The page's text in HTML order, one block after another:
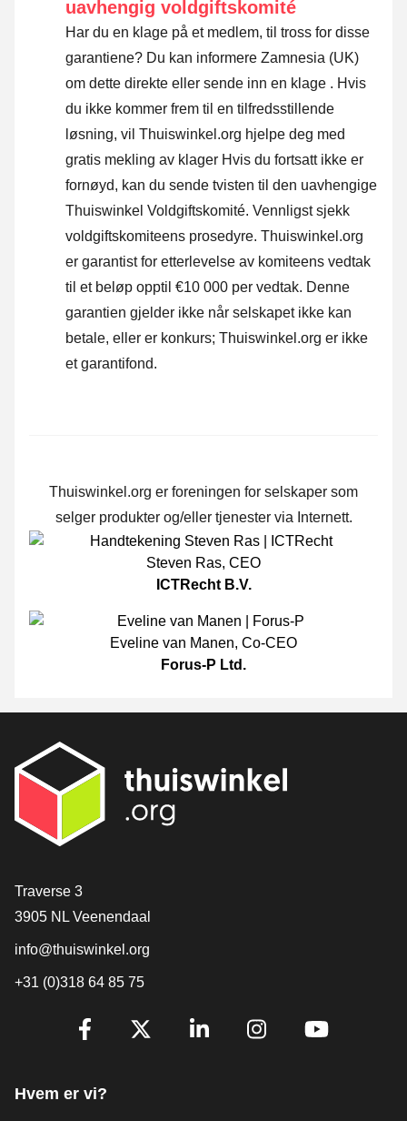
uavhengig voldgiftskomité
Har du en klage på et medlem, til tross for disse
garantiene? Du kan informere Zamnesia (UK)
om dette direkte eller sende inn en klage . Hvis
du ikke kommer frem til en tilfredsstillende
løsning, vil Thuiswinkel.org hjelpe deg med
gratis mekling av klager Hvis du fortsatt ikke er
fornøyd, kan du sende tvisten til den uavhengige
Thuiswinkel Voldgiftskomité. Vennligst sjekk
voldgiftskomiteens prosedyre. Thuiswinkel.org
er garantist for etterlevelse av komiteens vedtak
til et beløp opptil €10 000 per vedtak. Denne
garantien gjelder ikke når selskapet ikke kan
betale, eller er konkurs; Thuiswinkel.org er ikke
et garantifond.
Thuiswinkel.org er foreningen for selskaper som
selger produkter og/eller tjenester via Internett.
Steven Ras, CEO
ICTRecht B.V.
Eveline van Manen, Co-CEO
Forus-P Ltd.
[_General:Contact]
Traverse 3
3905 NL Veenendaal
info@thuiswinkel.org
+31 (0)318 64 85 75
[_General:SocialMediaTitle]
Hvem er vi?